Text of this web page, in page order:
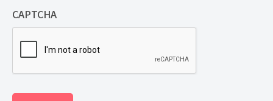
CAPTCHA